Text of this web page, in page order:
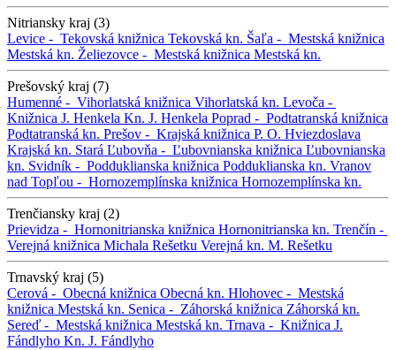
Nitriansky kraj (3)
Levice - Tekovská knižnica Tekovská kn. Šaľa - Mestská knižnica
Mestská kn. Želiezovce - Mestská knižnica Mestská kn.
Prešovský kraj (7)
Humenné - Vihorlatská knižnica Vihorlatská kn. Levoča -
Knižnica J. Henkela Kn. J. Henkela Poprad - Podtatranská knižnica
Podtatranská kn. Prešov - Krajská knižnica P. O. Hviezdoslava
Krajská kn. Stará Ľubovňa - Ľubovnianska knižnica Ľubovnianska
kn. Svidník - Podduklianska knižnica Podduklianska kn. Vranov
nad Topľou - Hornozemplínska knižnica Hornozemplínska kn.
Trenčiansky kraj (2)
Prievidza - Hornonitrianska knižnica Hornonitrianska kn. Trenčín -
Verejná knižnica Michala Rešetku Verejná kn. M. Rešetku
Trnavský kraj (5)
Cerová - Obecná knižnica Obecná kn. Hlohovec - Mestská
knižnica Mestská kn. Senica - Záhorská knižnica Záhorská kn.
Sereď - Mestská knižnica Mestská kn. Trnava - Knižnica J.
Fándlyho Kn. J. Fándlyho